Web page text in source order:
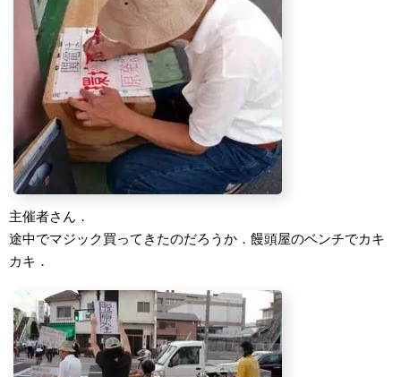
主催者さん．
途中でマジック買ってきたのだろうか．饅頭屋のベンチでカキ
カキ．